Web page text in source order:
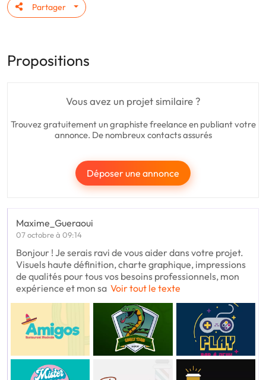
Partager
Propositions
Vous avez un projet similaire ?
Trouvez gratuitement un graphiste freelance en publiant votre
annonce. De nombreux contacts assurés
Déposer une annonce
Maxime_Gueraoui
07 octobre à 09:14
Bonjour ! Je serais ravi de vous aider dans votre projet.
Visuels haute définition, charte graphique, impressions
de qualités pour tous vos besoins professionnels, mon
expérience et mon sa Voir tout le texte